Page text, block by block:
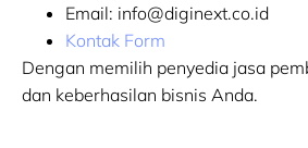
Email: info@diginext.co.id
Kontak Form
Dengan memilih penyedia jasa
dan keberhasilan bisnis Anda.